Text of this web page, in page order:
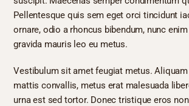
Pellentesque quis sem eget orci tincidunt
ornare, odio a rhoncus bibendum, nunc
gravida mauris leo eu metus.
Vestibulum sit amet feugiat metus. Aliquam
mattis convallis, metus erat malesuada
urna est sed tortor. Donec tristique eros